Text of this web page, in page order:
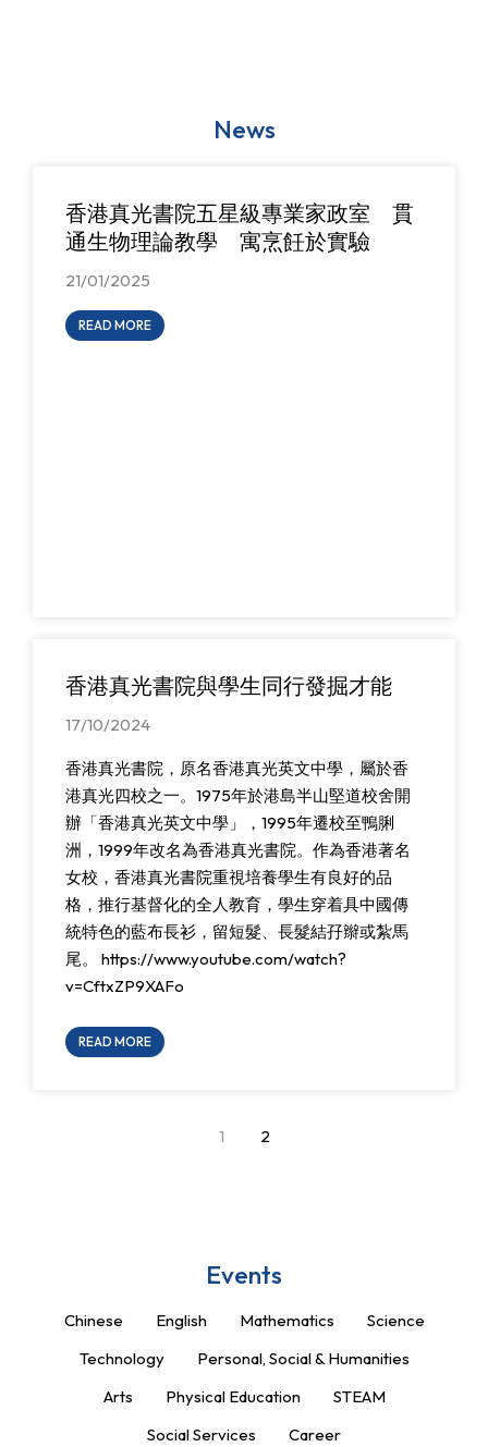
News
香港真光書院五星級專業家政室 貫
通生物理論教學 寓烹飪於實驗
21/01/2025
READ MORE
香港真光書院與學生同行發掘才能
17/10/2024
香港真光書院，原名香港真光英文中學，屬於香
港真光四校之一。1975年於港島半山堅道校舍開
辦「香港真光英文中學」，1995年遷校至鴨脷
洲，1999年改名為香港真光書院。作為香港著名
女校，香港真光書院重視培養學生有良好的品
格，推行基督化的全人教育，學生穿着具中國傳
統特色的藍布長衫，留短髮、長髮結孖辮或紮馬
尾。 https://www.youtube.com/watch?
v=CftxZP9XAFo
READ MORE
1 2
Events
Arts
Career
Chinese English Mathematics
Personal, Social & Humanities
Physical Education
Science
Social Services
STEAM
Technology